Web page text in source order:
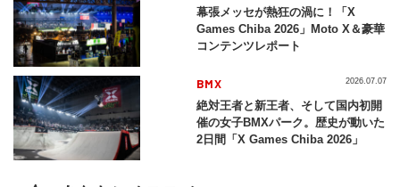
幕張メッセが熱狂の渦に！「X
Games Chiba 2026」Moto X＆豪華
コンテンツレポート
BMX
絶対王者と新王者、そして国内初開
催の女子BMXパーク。歴史が動いた
2日間「X Games Chiba 2026」
2026.07.07